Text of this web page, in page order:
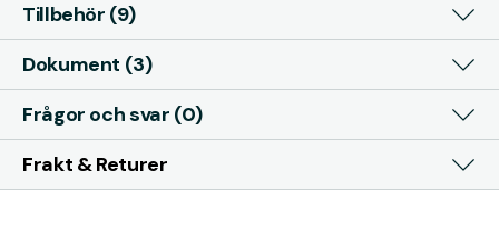
Tillbehör (9)
Dokument (3)
Frågor och svar (0)
Frakt & Returer